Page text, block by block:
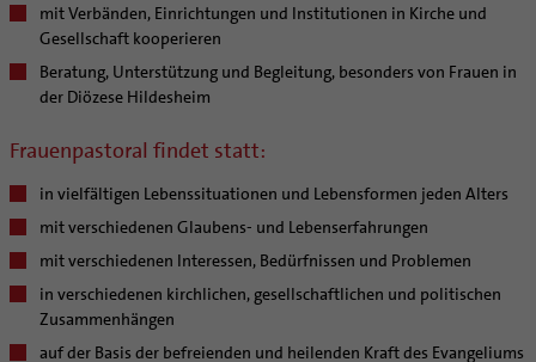
Begleitung und Vernetzung
Team
Newsletter
Weitere Infos
Berufe in der Kirche
Raum für Vielfalt
Pastorale:r Mitarbeiter:in
Orden | Gemeinschaften
Frauenorden
Geistliche Gemeinschaften
BERATUNG & HILFE
Ehe-, Familien-, und Lebensberatung (EFL)
Schwangerenberatung
Beratungsstellen
Prävention und Hilfe bei sexualisierter Gewalt
Schuldnerberatung
Beratungsstellen
Caritas
BILDUNG & KULTUR
Veranstaltungen
Schulpastoral
Dombibliothek
Bistumsarchiv
KIRCHE & GESELLSCHAFT
Ökumene
Interreligiöser Dialog
Weltkirche
SERVICE
mit Verbänden, Einrichtungen und Institutionen in Kirche und
Gesellschaft kooperieren
Beratung, Unterstützung und Begleitung, besonders von Frauen in
der Diözese Hildesheim
Frauenpastoral findet statt:
in vielfältigen Lebenssituationen und Lebensformen jeden Alters
mit verschiedenen Glaubens- und Lebenserfahrungen
mit verschiedenen Interessen, Bedürfnissen und Problemen
in verschiedenen kirchlichen, gesellschaftlichen und politischen
Zusammenhängen
auf der Basis der befreienden und heilenden Kraft des Evangeliums